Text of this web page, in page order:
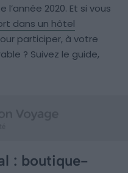
2020. Et si vous
dans un hôtel
participer, à votre
? Suivez le guide,
: boutique-